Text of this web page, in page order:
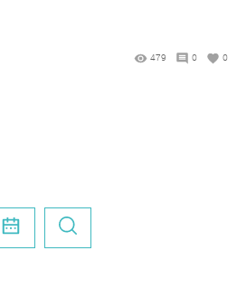
479 0 0